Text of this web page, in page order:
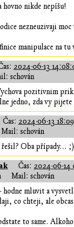
hovno nikde nepíšu!
nezneuzivaji
manipulace na
2024-06-13
schován
pozitivnim
jedno, zda vy pijete
Čas: 2024-06-13
Mail: schován
Oba případy... ;)
Čas: 2024-06-14
Mail: schován
hodne mluvit a
co chteji, ale
to same.